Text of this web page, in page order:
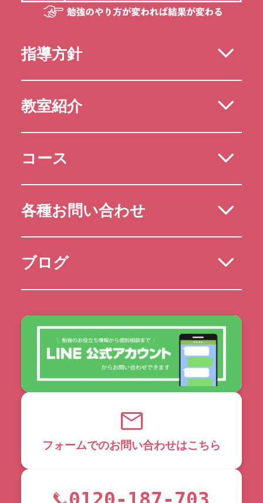
指導方針
教室紹介
コース
各種お問い合わせ
ブログ
フォームでのお問い合わせはこちら